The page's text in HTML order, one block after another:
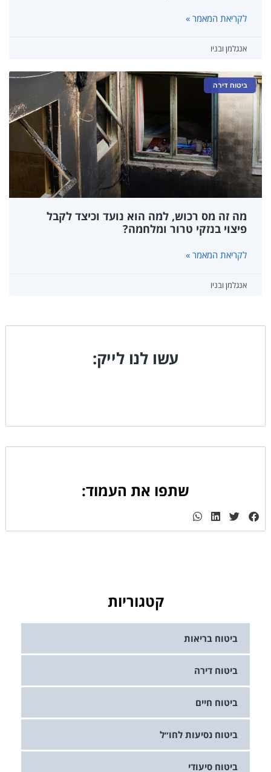
לקריאת המאמר »
אנגלמן ובניו
ביטוח דירה
מה זה מס רכוש, למה הוא נועד וכיצד לקבל
פיצוי בנזקי טרור ומלחמה?
לקריאת המאמר »
אנגלמן ובניו
עשו לנו לייק:
שתפו את העמוד:
קטגוריות
ביטוח בריאות
ביטוח דירה
ביטוח חיים
ביטוח נסיעות לחו״ל
ביטוח סיעודי